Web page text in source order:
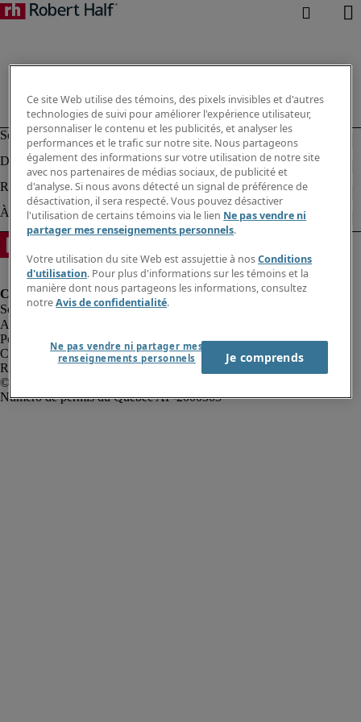
Alerte à la fraude
Politique de confidentialité
Conditions d’utilisation
Rapport sur l'esclavage moderne
Ce site Web utilise des témoins, des pixels invisibles et d'autres
technologies de suivi pour améliorer l'expérience utilisateur,
personnaliser le contenu et les publicités, et analyser les
performances et le trafic sur notre site. Nous partageons
également des informations sur votre utilisation de notre site
avec nos partenaires de médias sociaux, de publicité et
d'analyse. Si nous avons détecté un signal de préférence de
désactivation, il sera respecté. Vous pouvez désactiver
l'utilisation de certains témoins via le lien Ne pas vendre ni
partager mes renseignements personnels.
Votre utilisation du site Web est assujettie à nosConditions
d'utilisation. Pour plus d'informations sur les témoins et la
manière dont nous partageons les informations, consultez
notreAvis de confidentialité.
Ne pas vendre ni partager mes
renseignements personnels
Je comprends